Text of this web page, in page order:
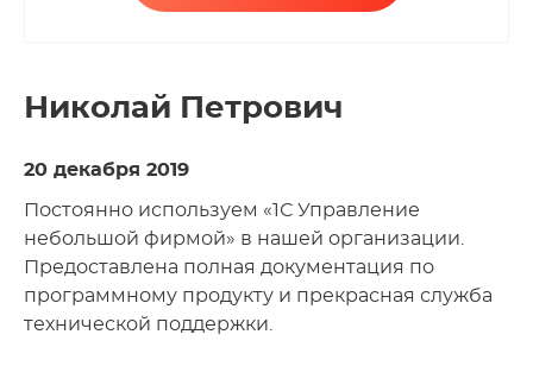
Николай Петрович
20 декабря 2019
Постоянно используем «1С Управление
небольшой фирмой» в нашей организации.
Предоставлена полная документация по
программному продукту и прекрасная служба
технической поддержки.